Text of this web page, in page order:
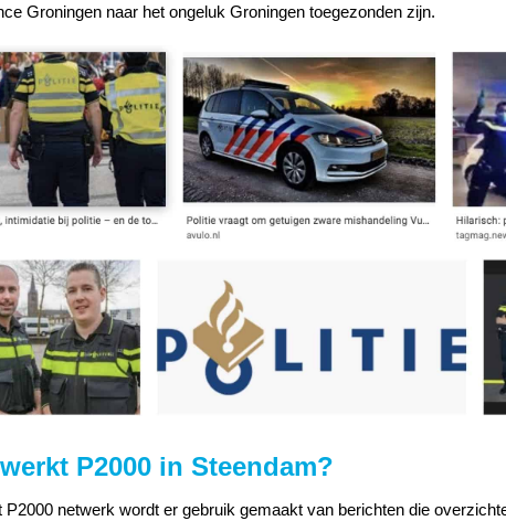
Groningen naar het ongeluk Groningen toegezonden zijn.
P2000 in Steendam?
P2000 netwerk wordt er gebruik gemaakt van berichten die